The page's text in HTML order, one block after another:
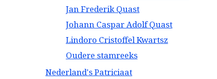
Jan Frederik Quast
Johann Caspar Adolf Quast
Lindoro Cristoffel Kwartsz
Oudere stamreeks
Nederland's Patriciaat